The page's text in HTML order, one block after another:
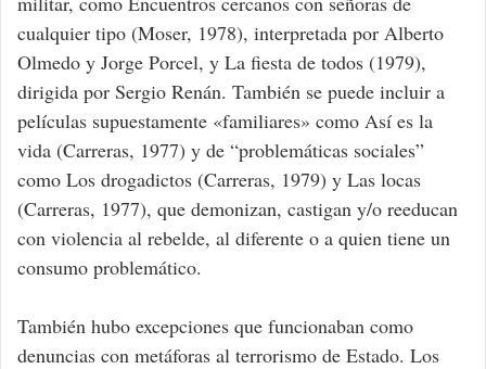
cualquier tipo (Moser, 1978), interpretada por Alberto
Olmedo y Jorge Porcel, y La fiesta de todos (1979),
dirigida por Sergio Renán. También se puede incluir a
películas supuestamente «familiares» como Así es la
vida (Carreras, 1977) y de “problemáticas sociales”
como Los drogadictos (Carreras, 1979) y Las locas
(Carreras, 1977), que demonizan, castigan y/o reeducan
con violencia al rebelde, al diferente o a quien tiene un
consumo problemático.
También hubo excepciones que funcionaban como
denuncias con metáforas al terrorismo de Estado. Los